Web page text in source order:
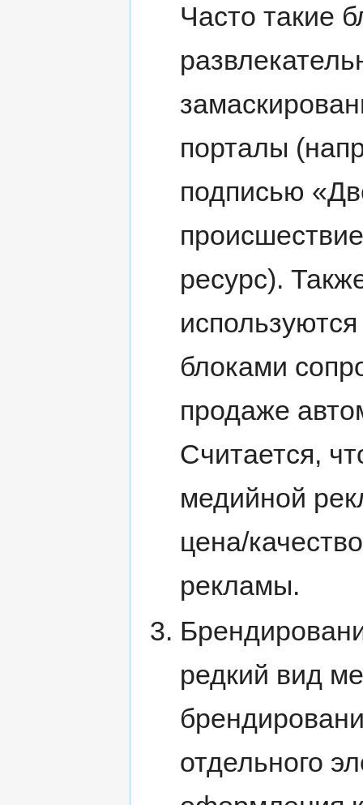
Часто такие
порталы
подписью
ресурс).
блоками
продаже
Считается,
медийной
цена/
рекламы.
редкий вид
отдельного